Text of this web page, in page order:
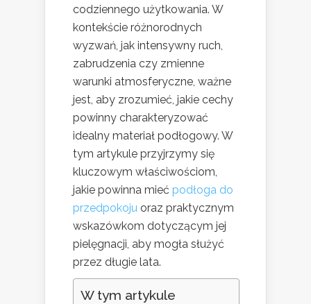
codziennego użytkowania. W
kontekście różnorodnych
wyzwań, jak intensywny ruch,
zabrudzenia czy zmienne
warunki atmosferyczne, ważne
jest, aby zrozumieć, jakie cechy
powinny charakteryzować
idealny materiał podłogowy. W
tym artykule przyjrzymy się
kluczowym właściwościom,
jakie powinna mieć podłoga do
przedpokoju oraz praktycznym
wskazówkom dotyczącym jej
pielęgnacji, aby mogła służyć
przez długie lata.
W tym artykule